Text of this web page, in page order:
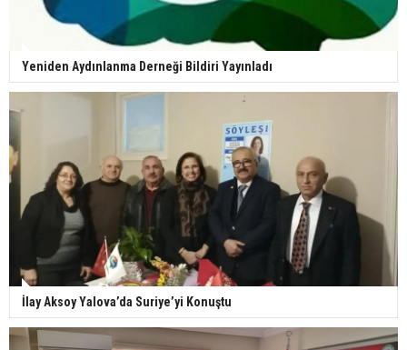
Yeniden Aydınlanma Derneği Bildiri Yayınladı
İlay Aksoy Yalova’da Suriye’yi Konuştu